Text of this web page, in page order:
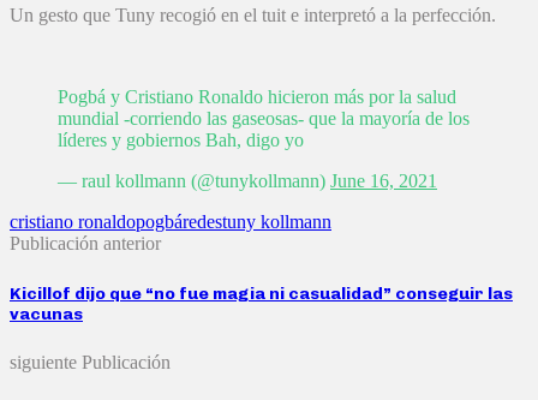
Un gesto que Tuny recogió en el tuit e interpretó a la perfección.
Pogbá y Cristiano Ronaldo hicieron más por la salud
mundial -corriendo las gaseosas- que la mayoría de los
líderes y gobiernos Bah, digo yo
— raul kollmann (@tunykollmann) June 16, 2021
cristiano ronaldopogbáredestuny kollmann
Publicación anterior
Kicillof dijo que “no fue magia ni casualidad” conseguir las
vacunas
siguiente Publicación